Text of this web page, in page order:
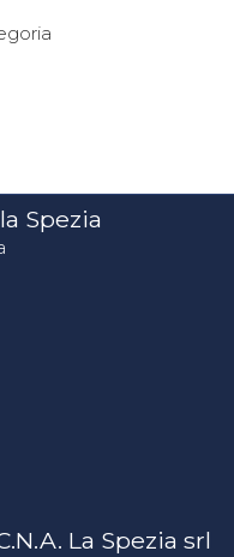
Spezia
La Spezia srl